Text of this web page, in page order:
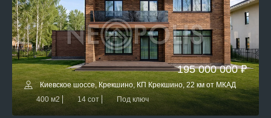
195 000 000 ₽
Киевское шоссе, Крекшино, КП Крекшино, 22 км от МКАД
400 м2
14 сот Под ключ